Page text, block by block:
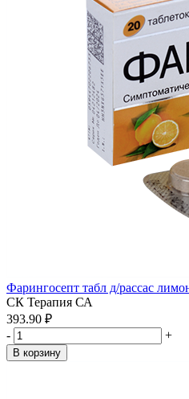
Фарингосепт табл д/рассас
СК Терапия СА
393.90 ₽
-
+
В корзину